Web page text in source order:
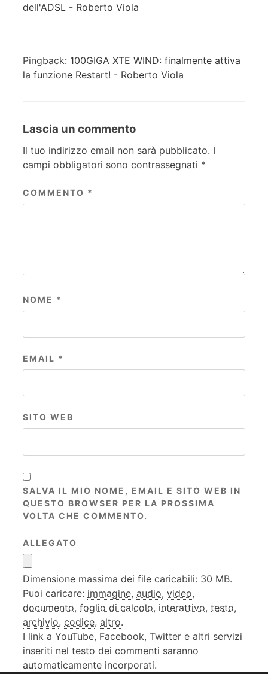
dell'ADSL - Roberto Viola
Pingback: 100GIGA XTE WIND: finalmente attiva
la funzione Restart! - Roberto Viola
Lascia un commento
Il tuo indirizzo email non sarà pubblicato. I
campi obbligatori sono contrassegnati *
COMMENTO *
NOME *
EMAIL *
SITO WEB
SALVA IL MIO NOME, EMAIL E SITO WEB IN
QUESTO BROWSER PER LA PROSSIMA
VOLTA CHE COMMENTO.
ALLEGATO
Dimensione massima dei file caricabili: 30 MB.
Puoi caricare: immagine, audio, video,
documento, foglio di calcolo, interattivo, testo,
archivio, codice, altro.
I link a YouTube, Facebook, Twitter e altri servizi
inseriti nel testo dei commenti saranno
automaticamente incorporati.